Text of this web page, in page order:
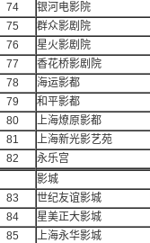
74
银河电影院
75
群众影剧院
76
星火影剧院
77
香花桥影剧院
78
海运影都
79
和平影都
80
上海燎原影都
81
上海新光影艺苑
82
永乐宫
影城
83
世纪友谊影城
84
星美正大影城
85
上海永华影城